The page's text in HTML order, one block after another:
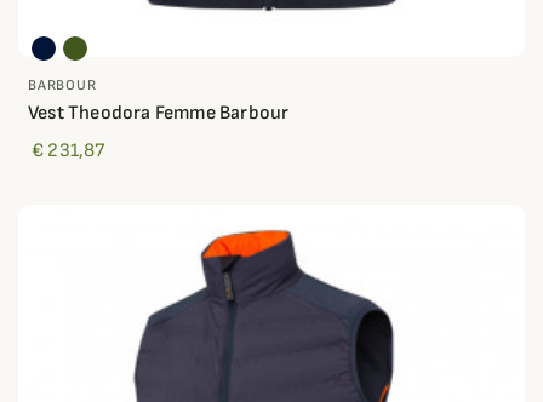
BARBOUR
Vest Theodora Femme Barbour
€ 231,87